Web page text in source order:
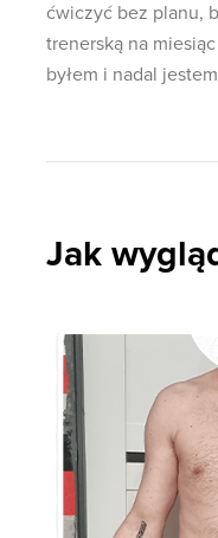
ćwiczyć bez planu,
trenerską na
byłem i nadal
Jak